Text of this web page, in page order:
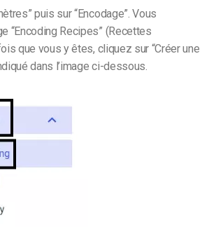
puis sur “Encodage”. Vous
“Encoding Recipes” (Recettes
que vous y êtes, cliquez sur “Créer une
dans l’image ci-dessous.